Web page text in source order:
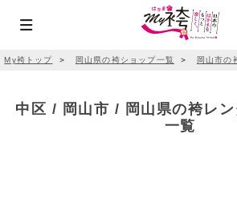
My袴トップ ＞ 岡山県の袴ショップ一覧 ＞ 岡山市の
中区 / 岡山市 / 岡山県の袴レ
一覧